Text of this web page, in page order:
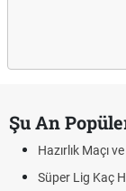
Şu An
Hazırlık Maçı
Süper Lig Kaç